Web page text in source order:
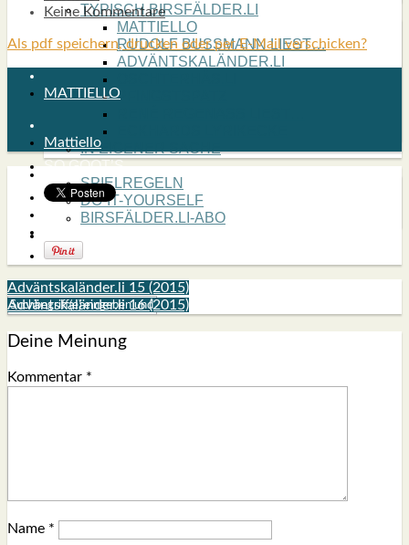
TYPISCH BIRSFÄLDER.LI
MATTIELLO
RUDOLF BUSS­MANN LIEST…
ADVÄNTSKALÄNDER.LI
PFINGST­SPATZ
IN EIGE­NER SACHE
SO GOOT’S
SPIEL­RE­GELN
DO-IT-YOUR­S­ELF
BIRSFÄLDER.LI-ABO
Keine Kommentare
Als pdf speichern, drucken oder per E-Mail verschicken?
MATTIELLO
Mattiello
Adväntskaländer.li 15 (2015)
Adväntskaländer.li 16 (2015)
Deine Meinung
Kommentar *
Name *